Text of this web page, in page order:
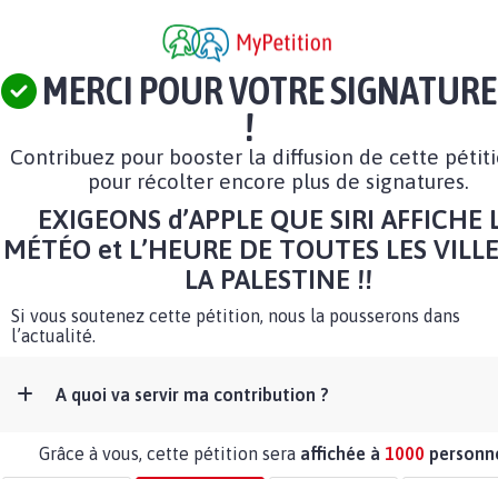
MERCI POUR VOTRE SIGNATURE
!
Contribuez pour booster la diffusion de cette
pour récolter encore plus de signatures.
EXIGEONS d’APPLE QUE SIRI AFFICHE
MÉTÉO et L’HEURE DE TOUTES LES
LA PALESTINE !!
Si vous soutenez cette pétition, nous la pousserons dans
l’actualité.
A quoi va servir ma contribution ?
Grâce à vous, cette pétition sera affichée à 1000